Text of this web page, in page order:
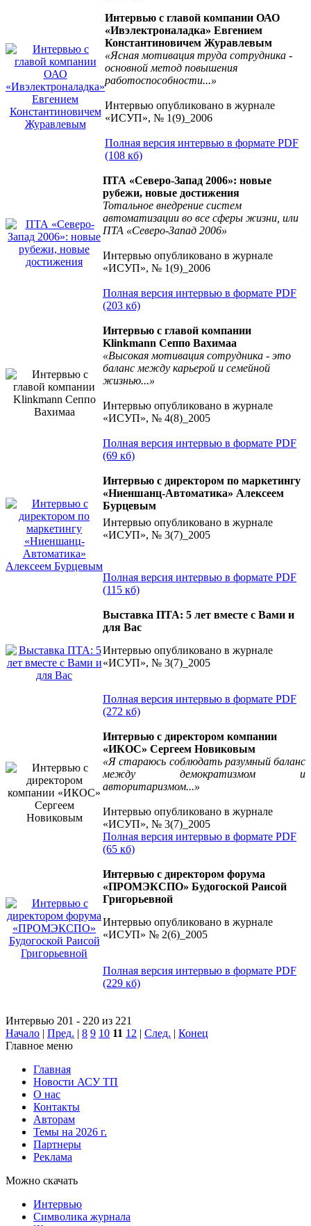
Интервью с главой компании ОАО
«Ивэлектроналадка» Евгением
Константиновичем Журавлевым
«Ясная мотивация труда сотрудника -
основной метод повышения
работоспособности...»
Интервью опубликовано в журнале
«ИСУП», № 1(9)_2006
Полная версия интервью в формате PDF
(108 кб)
ПТА «Северо-Запад 2006»: новые
рубежи, новые достижения
Тотальное внедрение систем
автоматизации во все сферы жизни, или
ПТА «Северо-Запад 2006»
Интервью опубликовано в журнале
«ИСУП», № 1(9)_2006
Полная версия интервью в формате PDF
(203 кб)
Интервью с главой компании
Klinkmann Сеппо Вахимаа
«Высокая мотивация сотрудника - это
баланс между карьерой и семейной
жизнью...»
Интервью опубликовано в журнале
«ИСУП», № 4(8)_2005
Полная версия интервью в формате PDF
(69 кб)
Интервью с директором по маркетингу
«Ниеншанц-Автоматика» Алексеем
Бурцевым
Интервью опубликовано в журнале
«ИСУП», № 3(7)_2005
Полная версия интервью в формате PDF
(115 кб)
Выставка ПТА: 5 лет вместе с Вами и
для Вас
Интервью опубликовано в журнале
«ИСУП», № 3(7)_2005
Полная версия интервью в формате PDF
(272 кб)
Интервью с директором компании
«ИКОС» Сергеем Новиковым
«Я стараюсь соблюдать разумный баланс
между демократизмом и
авторитаризмом...»
Интервью опубликовано в журнале
«ИСУП», № 3(7)_2005
Полная версия интервью в формате PDF
(65 кб)
Интервью с директором форума
«ПРОМЭКСПО» Будогоской Раисой
Григорьевной
Интервью опубликовано в журнале
«ИСУП» № 2(6)_2005
Полная версия интервью в формате PDF
(229 кб)
Интервью 201 - 220 из 221
Начало | Пред. | 8 9 10 11 12 | След. | Конец
Главное меню
Главная
Новости АСУ ТП
О нас
Контакты
Авторам
Темы на 2026 г.
Партнеры
Реклама
Можно скачать
Интервью
Символика журнала